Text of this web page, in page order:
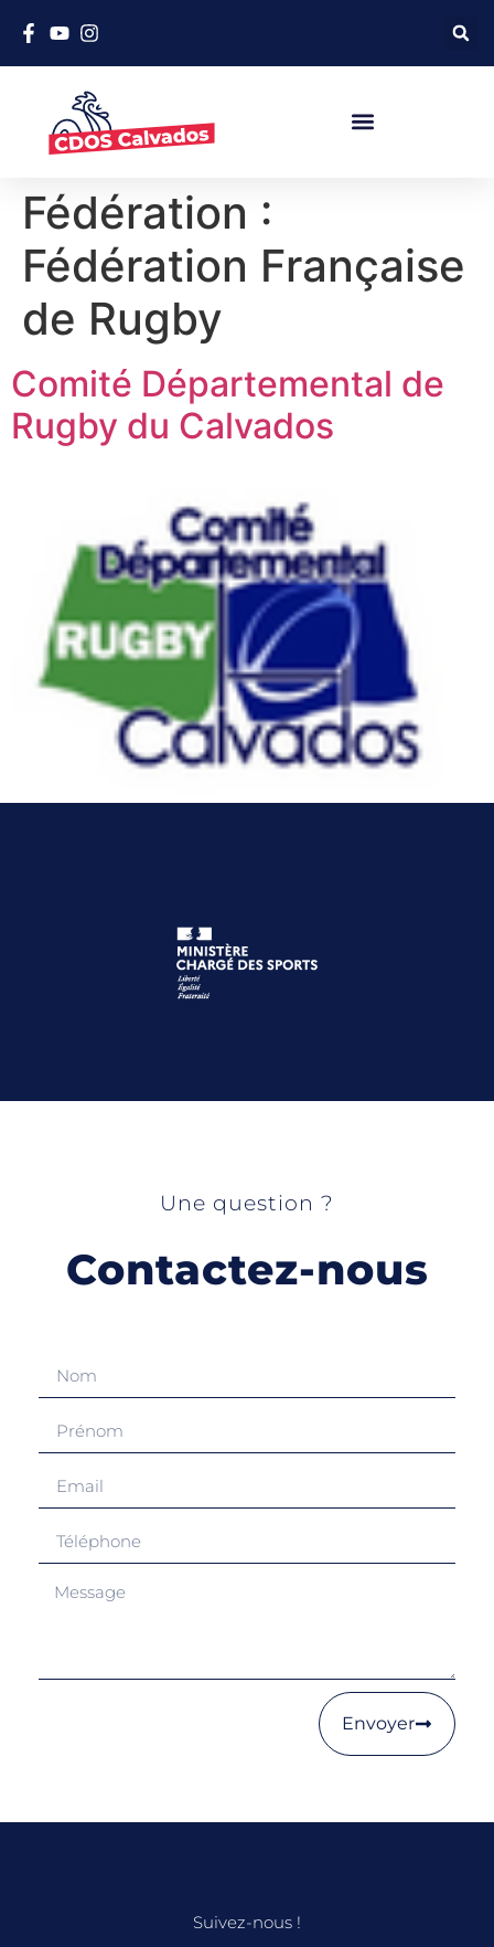
Fédération :
Fédération Française
de Rugby
Comité Départemental de
Rugby du Calvados
Une question ?
Contactez-nous
Envoyer
Suivez-nous !